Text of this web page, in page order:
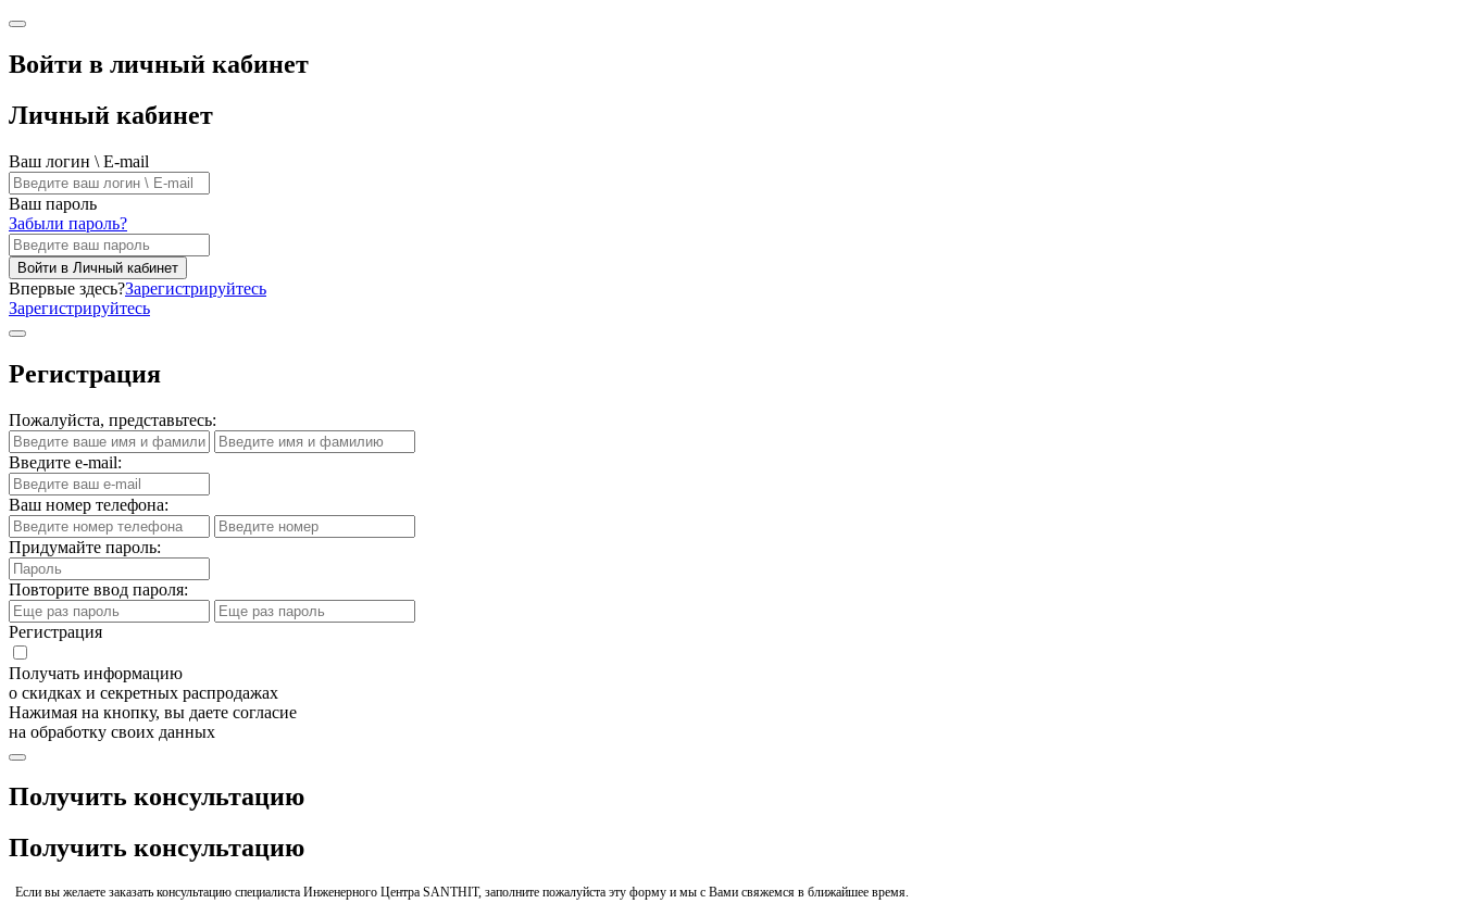
Войти в личный кабинет
Личный кабинет
Ваш логин \ E-mail
Ваш пароль
Забыли пароль?
Войти в Личный кабинет
Впервые здесь?Зарегистрируйтесь
Зарегистрируйтесь
Регистрация
Пожалуйста, представьтесь:
Введите e-mail:
Ваш номер телефона:
Придумайте пароль:
Повторите ввод пароля:
Регистрация
Получать информацию
о скидках и секретных распродажах
Нажимая на кнопку, вы даете согласие
на обработку своих данных
Получить консультацию
Получить консультацию
Если вы желаете заказать консультацию специалиста Инженерного Центра SANTHIT, заполните пожалуйста эту форму и мы с Вами свяжемся в ближайшее время.